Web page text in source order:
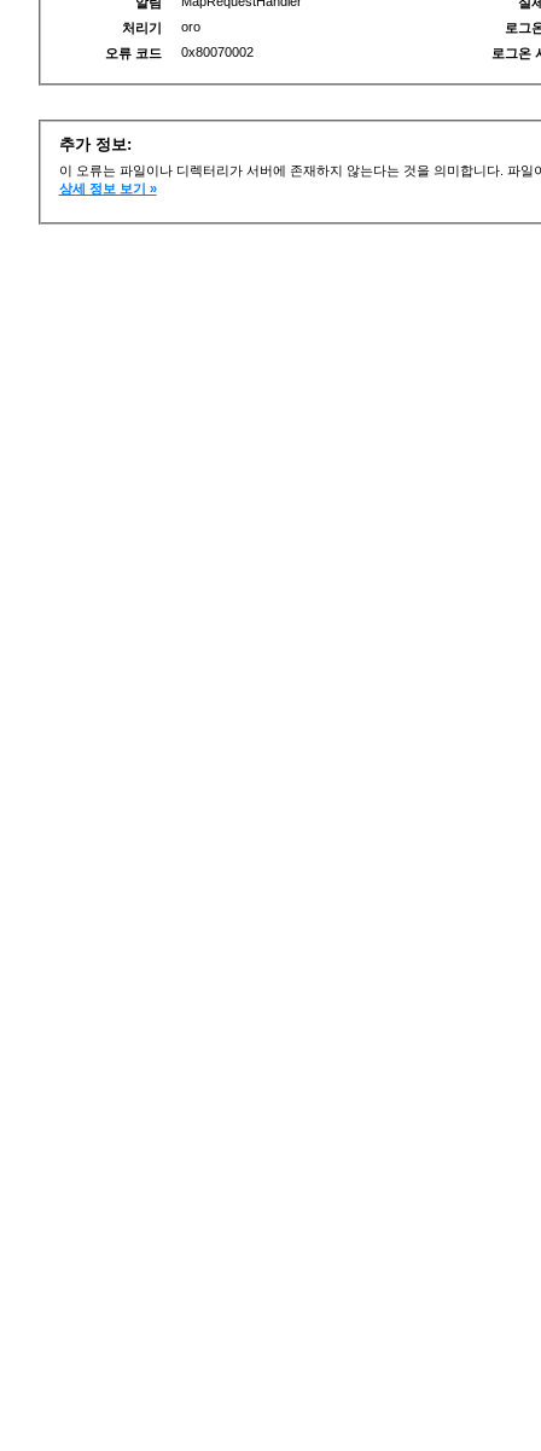
처리기
oro
오류 코드
0x80070002
로그
로그온
추가 정보:
이 오류는 파일이나 디렉터리가 서버에 존재하지 않는다는 것을 의미합니다. 파
상세 정보 보기 »